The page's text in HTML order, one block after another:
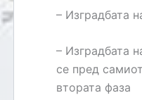
– Изградбата
– Изградбата
се пред
втората фаза